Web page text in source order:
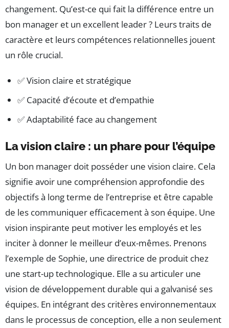
changement. Qu’est-ce qui fait la différence entre un
bon manager et un excellent leader ? Leurs traits de
caractère et leurs compétences relationnelles jouent
un rôle crucial.
✅ Vision claire et stratégique
✅ Capacité d’écoute et d’empathie
✅ Adaptabilité face au changement
La vision claire : un phare pour l’équipe
Un bon manager doit posséder une vision claire. Cela
signifie avoir une compréhension approfondie des
objectifs à long terme de l’entreprise et être capable
de les communiquer efficacement à son équipe. Une
vision inspirante peut motiver les employés et les
inciter à donner le meilleur d’eux-mêmes. Prenons
l’exemple de Sophie, une directrice de produit chez
une start-up technologique. Elle a su articuler une
vision de développement durable qui a galvanisé ses
équipes. En intégrant des critères environnementaux
dans le processus de conception, elle a non seulement